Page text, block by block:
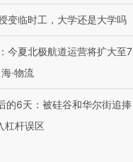
变临时工，大学还是大学吗
今夏北极航道运营将扩大至7
·物流
的6天：被硅谷和华尔街追捧
杠杆误区